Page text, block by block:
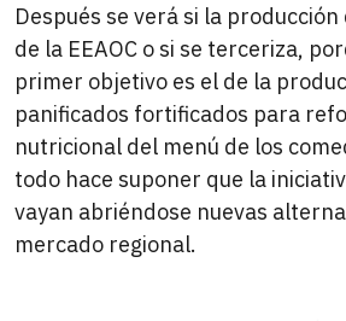
Después se verá si la
de la EEAOC o si se terceriza,
primer objetivo es el de la
panificados fortificados para
nutricional del menú de los
todo hace suponer que la
vayan abriéndose nuevas
mercado regional.